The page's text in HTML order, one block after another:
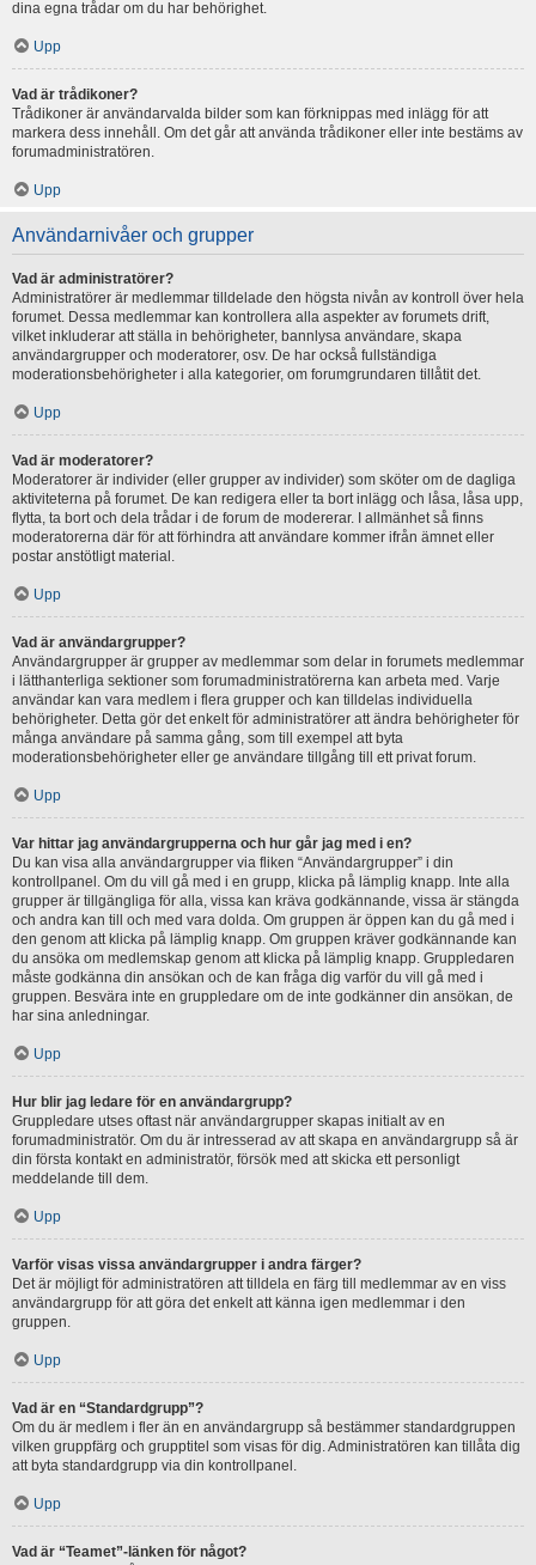
dina egna trådar om du har behörighet.
Upp
Vad är trådikoner?
Trådikoner är användarvalda bilder som kan förknippas med inlägg för att
markera dess innehåll. Om det går att använda trådikoner eller inte bestäms av
forumadministratören.
Upp
Användarnivåer och grupper
Vad är administratörer?
Administratörer är medlemmar tilldelade den högsta nivån av kontroll över hela
forumet. Dessa medlemmar kan kontrollera alla aspekter av forumets drift,
vilket inkluderar att ställa in behörigheter, bannlysa användare, skapa
användargrupper och moderatorer, osv. De har också fullständiga
moderationsbehörigheter i alla kategorier, om forumgrundaren tillåtit det.
Upp
Vad är moderatorer?
Moderatorer är individer (eller grupper av individer) som sköter om de dagliga
aktiviteterna på forumet. De kan redigera eller ta bort inlägg och låsa, låsa upp,
flytta, ta bort och dela trådar i de forum de modererar. I allmänhet så finns
moderatorerna där för att förhindra att användare kommer ifrån ämnet eller
postar anstötligt material.
Upp
Vad är användargrupper?
Användargrupper är grupper av medlemmar som delar in forumets medlemmar
i lätthanterliga sektioner som forumadministratörerna kan arbeta med. Varje
användar kan vara medlem i flera grupper och kan tilldelas individuella
behörigheter. Detta gör det enkelt för administratörer att ändra behörigheter för
många användare på samma gång, som till exempel att byta
moderationsbehörigheter eller ge användare tillgång till ett privat forum.
Upp
Var hittar jag användargrupperna och hur går jag med i en?
Du kan visa alla användargrupper via fliken “Användargrupper” i din
kontrollpanel. Om du vill gå med i en grupp, klicka på lämplig knapp. Inte alla
grupper är tillgängliga för alla, vissa kan kräva godkännande, vissa är stängda
och andra kan till och med vara dolda. Om gruppen är öppen kan du gå med i
den genom att klicka på lämplig knapp. Om gruppen kräver godkännande kan
du ansöka om medlemskap genom att klicka på lämplig knapp. Gruppledaren
måste godkänna din ansökan och de kan fråga dig varför du vill gå med i
gruppen. Besvära inte en gruppledare om de inte godkänner din ansökan, de
har sina anledningar.
Upp
Hur blir jag ledare för en användargrupp?
Gruppledare utses oftast när användargrupper skapas initialt av en
forumadministratör. Om du är intresserad av att skapa en användargrupp så är
din första kontakt en administratör, försök med att skicka ett personligt
meddelande till dem.
Upp
Varför visas vissa användargrupper i andra färger?
Det är möjligt för administratören att tilldela en färg till medlemmar av en viss
användargrupp för att göra det enkelt att känna igen medlemmar i den
gruppen.
Upp
Vad är en “Standardgrupp”?
Om du är medlem i fler än en användargrupp så bestämmer standardgruppen
vilken gruppfärg och grupptitel som visas för dig. Administratören kan tillåta dig
att byta standardgrupp via din kontrollpanel.
Upp
Vad är “Teamet”-länken för något?